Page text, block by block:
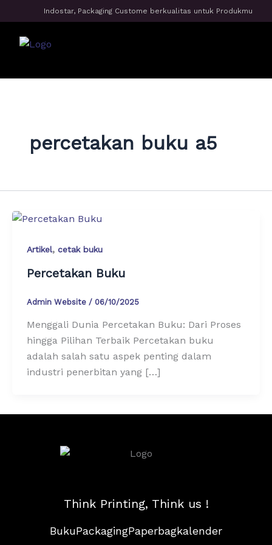
to
content
Indostar, Packaging Custome berkualitas untuk Produkmu
percetakan buku a5
Artikel, cetak buku
Percetakan Buku
Admin Website / 06/10/2025
Menggali Dunia Percetakan Buku: Dari Proses
hingga Pilihan Terbaik Percetakan buku
adalah salah satu aspek penting dalam
industri penerbitan yang […]
Think Printing, Think us !
BukuPackagingPaperbagkalender